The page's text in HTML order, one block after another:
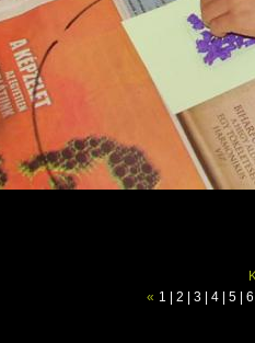
« 1 2 3| 4| 5| 6